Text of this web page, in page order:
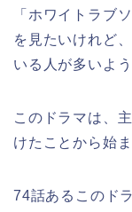
「ホワイトラブ
を見たいけれど
いる人が多いよう
このドラマは、
けたことから始
74話あるこのド